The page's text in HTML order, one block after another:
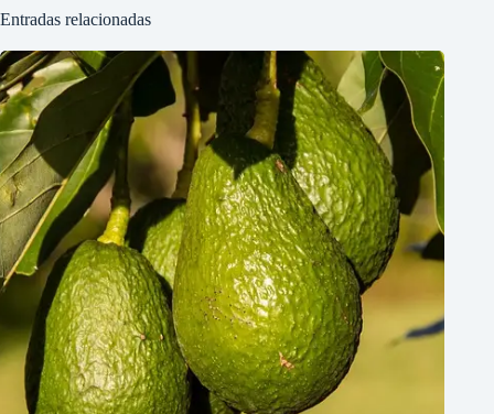
Entradas relacionadas